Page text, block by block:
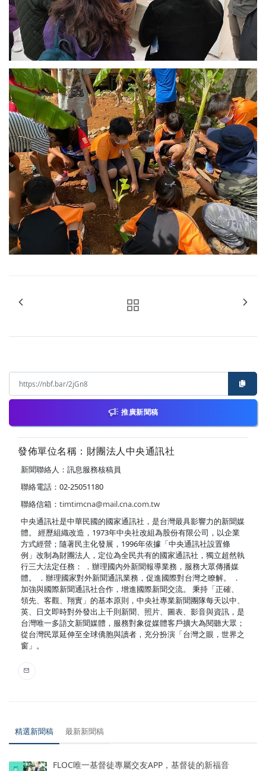
推廣新聞稿
發佈單位名稱：財團法人中央通訊社
新聞聯絡人：訊息服務核稿員
聯絡電話：02-25051180
聯絡信箱： timtimcna@mail.cna.com.tw
中央通訊社是中華民國的國家通訊社，是台灣最具影響力的新聞媒
體。 經歷組織改造，1973年中央社改組為股份有限公司，以企業
方式經營；隨著民主化發展，1996年依據「中央通訊社設置條
例」改制為財團法人，定位為全民共有的國家通訊社，獨立超然執
行三大法定任務： ．辦理國內外新聞報導業務，服務大眾傳播媒
體。 ．辦理國家對外新聞通訊業務，促進國際對台灣之瞭解。 ．
加強與國際新聞通訊社合作，增進國際新聞交流。 秉持「正確、
領先、客觀、翔實」的基本原則，中央社專業新聞團隊每天以中、
英、日文即時對外發出上千則新聞、照片、圖表、影音與資訊，是
台灣唯一多語文新聞媒體，服務對象從媒體客戶擴大為閱聽大眾；
從台灣民眾延伸至全球僑胞與讀者，充分扮演「台灣之眼，世界之
窗」。
精選新聞稿 最新新聞稿
FLOC唯一基督徒專屬交友APP，基督徒的新福音